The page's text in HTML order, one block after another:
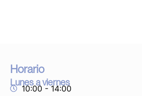
Horario
Lunes a viernes
10:00 - 14:00